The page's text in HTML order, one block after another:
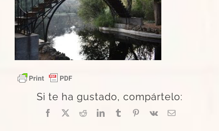
Si te ha gustado, compártelo:
Facebook
X RedditLinkedInTumblrPinterest
Vk
Correo